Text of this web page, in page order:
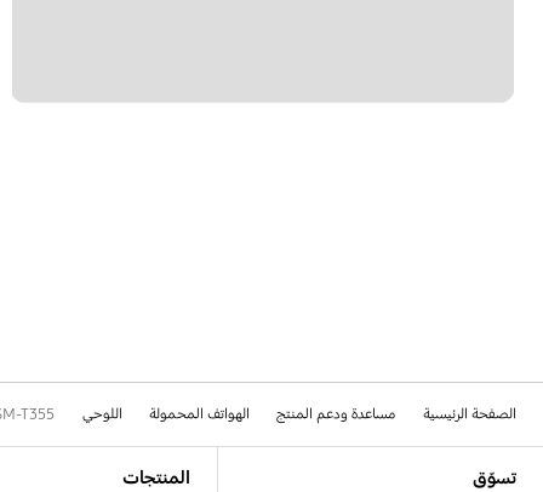
الصفحة الرئيسية مساعدة ودعم المنتج الهواتف المحمولة اللوحي T355
تسوّق المنتجات